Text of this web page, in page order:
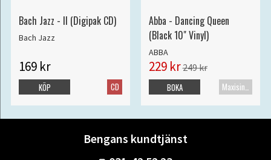
Bach Jazz - II (Digipak CD)
Bach Jazz
169 kr
CD
KÖP
Abba - Dancing Queen
(Black 10" Vinyl)
ABBA
229 kr249 kr
Maxisingel
BOKA
Bengans kundtjänst